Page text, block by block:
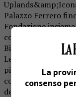
Palazzo Ferrero
Fondazione
collaborazione con
Biella Piazzo e
Le opere di arte
più vasto corpus di
collezione di
della raccolta
La
consenso